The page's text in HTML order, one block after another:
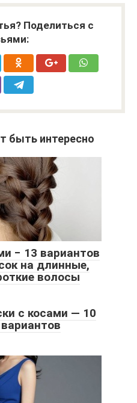
Поделиться с
быть интересно
− 13 вариантов
на длинные,
волосы
с косами — 10